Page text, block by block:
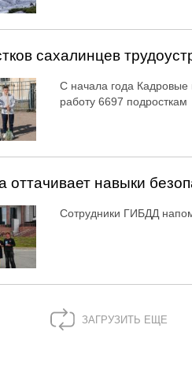
сахалинцев
С начала года Кадровые
работу 6697 подросткам
навыки
Сотрудники ГИБДД
ЗАГРУЗИТЬ ЕЩЕ